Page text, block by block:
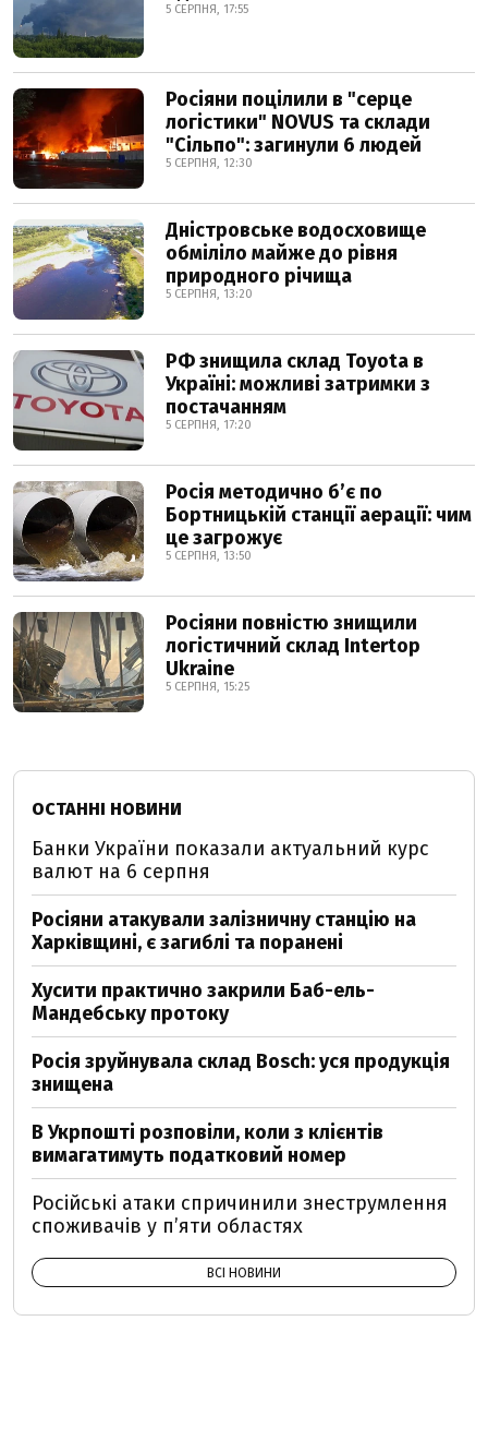
5 СЕРПНЯ, 17:55
Росіяни поцілили в "серце
логістики" NOVUS та склади
"Сільпо": загинули 6 людей
5 СЕРПНЯ, 12:30
Дністровське водосховище
обміліло майже до рівня
природного річища
5 СЕРПНЯ, 13:20
РФ знищила склад Toyota в
Україні: можливі затримки з
постачанням
5 СЕРПНЯ, 17:20
Росія методично б’є по
Бортницькій станції аерації: чим
це загрожує
5 СЕРПНЯ, 13:50
Росіяни повністю знищили
логістичний склад Intertop
Ukraine
5 СЕРПНЯ, 15:25
ОСТАННІ НОВИНИ
Банки України показали актуальний курс
валют на 6 серпня
Росіяни атакували залізничну станцію на
Харківщині, є загиблі та поранені
Хусити практично закрили Баб-ель-
Мандебську протоку
Росія зруйнувала склад Bosch: уся продукція
знищена
В Укрпошті розповіли, коли з клієнтів
вимагатимуть податковий номер
Російські атаки спричинили знеструмлення
споживачів у п’яти областях
ВСІ НОВИНИ